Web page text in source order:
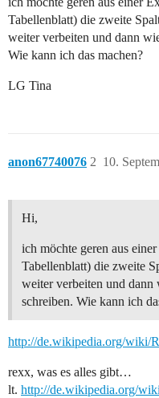
Tabellenblatt) die zweite
weiter verbeiten und dann
Wie kann ich das machen?
LG Tina
anon67740076 10.
2
Hi,
ich möchte geren aus
Tabellenblatt) die zweite
weiter verbeiten und
schreiben. Wie kann ich
http://de.wikipedia.org/wiki/
rexx, was es alles gibt…
lt. http://de.wikipedia.org/